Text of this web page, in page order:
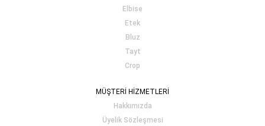
Elbise
Etek
Bluz
Tayt
Crop
MÜŞTERİ HİZMETLERİ
Hakkımızda
Üyelik Sözleşmesi